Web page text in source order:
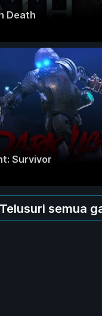
Death
Survivor
Telusuri semua